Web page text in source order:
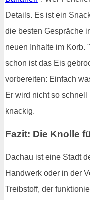
Details. Es ist ein
die besten Gespräche
neuen Inhalte im Korb.
schon ist das Eis
vorbereiten: Einfach
Er wird nicht so
knackig.
Fazit: Die Knolle
Dachau ist eine Stadt
Handwerk oder in der
Treibstoff, der